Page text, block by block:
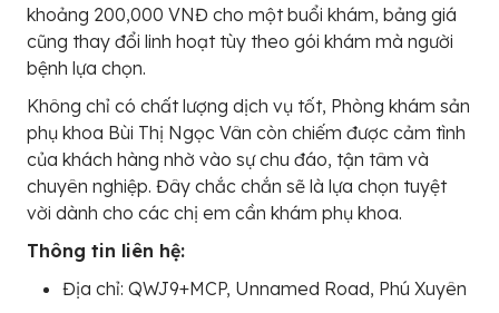
khoảng 200,000 VNĐ cho một buổi khám, bảng giá
cũng thay đổi linh hoạt tùy theo gói khám mà người
bệnh lựa chọn.
Không chỉ có chất lượng dịch vụ tốt, Phòng khám sản
phụ khoa Bùi Thị Ngọc Vân còn chiếm được cảm tình
của khách hàng nhờ vào sự chu đáo, tận tâm và
chuyên nghiệp. Đây chắc chắn sẽ là lựa chọn tuyệt
vời dành cho các chị em cần khám phụ khoa.
Thông tin liên hệ:
Địa chỉ: QWJ9+MCP, Unnamed Road, Phú Xuyên